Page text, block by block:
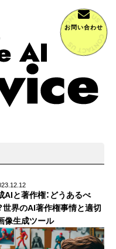
お問い合わせ
AIと著作権：どうあるべ
世界のAI著作権事情と適切
像生成ツール